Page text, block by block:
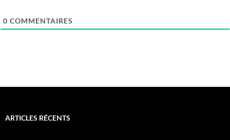
0 COMMENTAIRES
ARTICLES RÉCENTS